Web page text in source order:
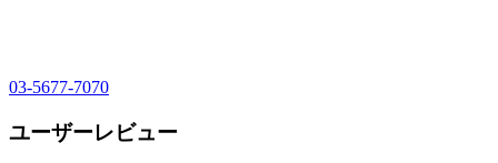
03-5677-7070
ユーザーレビュー